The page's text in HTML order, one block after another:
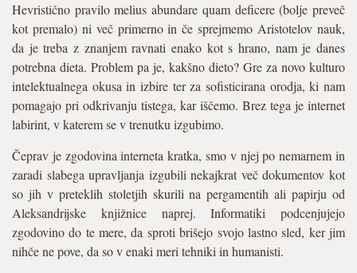
Hevristično pravilo melius abundare quam deficere (bolje preveč
kot premalo) ni več primerno in če sprejmemo Aristotelov nauk,
da je treba z znanjem ravnati enako kot s hrano, nam je danes
potrebna dieta. Problem pa je, kakšno dieto? Gre za novo kulturo
intelektualnega okusa in izbire ter za sofisticirana orodja, ki nam
pomagajo pri odkrivanju tistega, kar iščemo. Brez tega je internet
labirint, v katerem se v trenutku izgubimo.
Čeprav je zgodovina interneta kratka, smo v njej po nemarnem in
zaradi slabega upravljanja izgubili nekajkrat več dokumentov kot
so jih v preteklih stoletjih skurili na pergamentih ali papirju od
Aleksandrijske knjižnice naprej. Informatiki podcenjujejo
zgodovino do te mere, da sproti brišejo svojo lastno sled, ker jim
nihče ne pove, da so v enaki meri tehniki in humanisti.